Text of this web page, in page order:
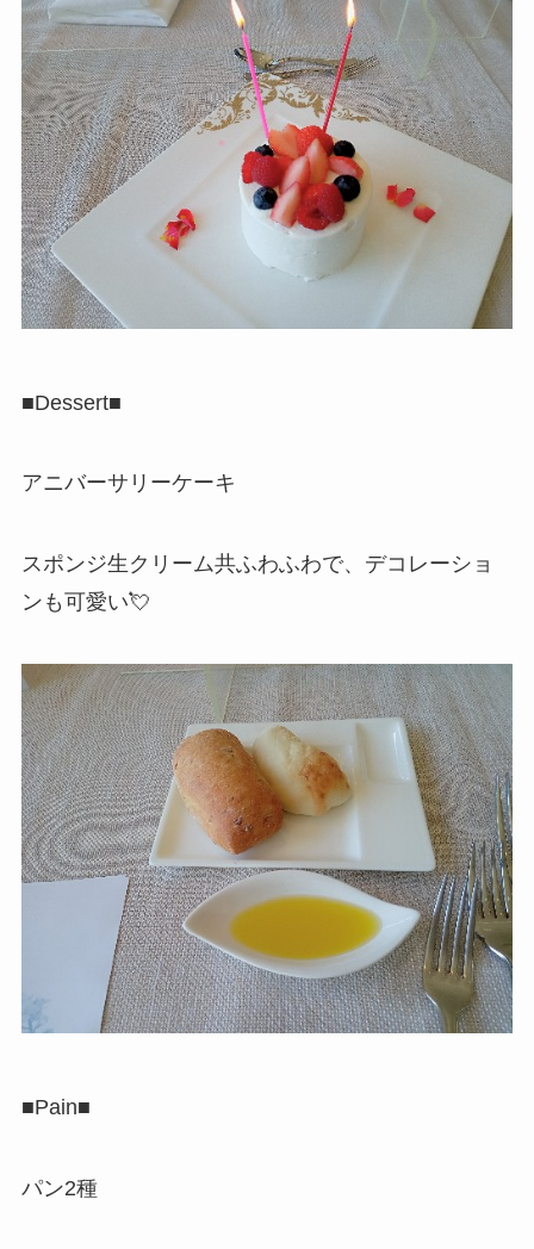
■Dessert■
アニバーサリーケーキ
スポンジ生クリーム共ふわふわで、デコレーショ
ンも可愛い💘
■Pain■
パン2種